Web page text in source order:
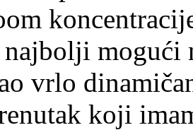
mogući
vrlo
koji